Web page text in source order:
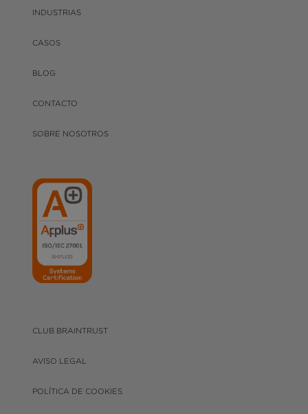
INDUSTRIAS
CASOS
BLOG
CONTACTO
SOBRE NOSOTROS
CLUB BRAINTRUST
AVISO LEGAL
POLÍTICA DE COOKIES